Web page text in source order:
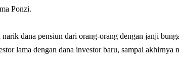
Ponzi.
narik dana pensiun dari orang-orang dengan janji
lama dengan dana investor baru, sampai akhirnya